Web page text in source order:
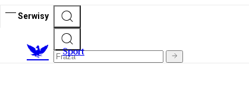
Serwisy
Sport